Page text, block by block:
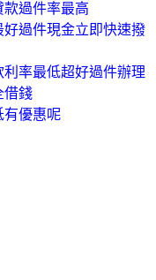
過件率最高
過件現金立即快速撥
率最低超好過件辦理
借錢
有優惠呢